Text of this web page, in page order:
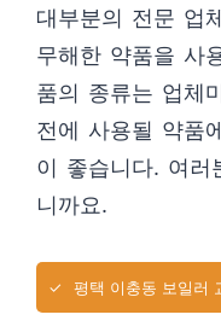
대부분의 전문 업
무해한 약품을 사
품의 종류는 업체
전에 사용될 약품
이 좋습니다. 여러
니까요.
✓ 평택 이충동 보일러